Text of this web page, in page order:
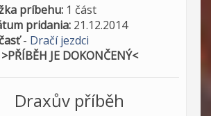
príbehu: 1 část
pridania: 21.12.2014
- Dračí jezdci
>PŘÍBĚH JE DOKONČENÝ<
Draxův příběh